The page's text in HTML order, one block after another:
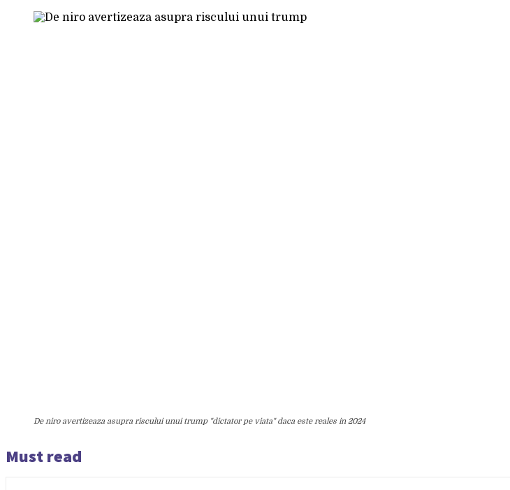
De niro avertizeaza asupra riscului unui trump "dictator pe viata" daca este reales in 2024
Must read